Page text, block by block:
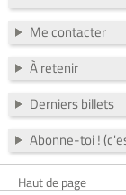
Me contacter
À retenir
Derniers billets
Abonne-toi !
Haut de page